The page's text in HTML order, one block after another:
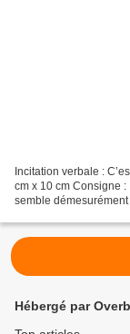
Incitation verbale :
cm x 10 cm Consigne
semble
Hébergé par